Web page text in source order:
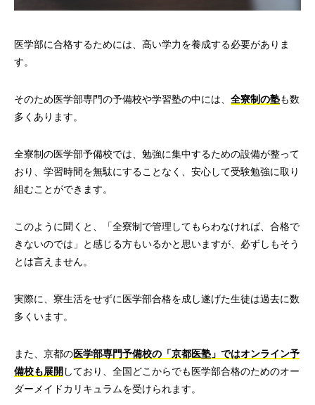
医学部に合格するためには、高い学力を養成する必要がありま
す。
そのため医学部専門の予備校や学習塾の中には、 全寮制の塾も数
多くあります。
全寮制の医学部予備校では、勉強に集中するための設備が整って
おり、学習時間を無駄にすることなく、安心して受験勉強に取り
組むことができます。
このように聞くと、「全寮制で管理してもらわなければ、合格で
きないのでは」と感じる方もいるかと思いますが、必ずしもそう
とは言えません。
実際に、寮生活をせずに医学部合格を成し遂げた生徒は過去に数
多くいます。
また、京都の医学部専門予備校の「京都医塾」ではオンライン予
備校も展開 しており、全国どこからでも医学部合格のためのオー
ダーメイドカリキュラムを受けられます。